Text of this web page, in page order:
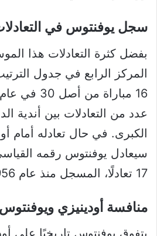
سجل يوفنتوس في
بفضل كثرة التعادلات هذا
المركز الرابع في جدول
عدد من التعادلات بين أندية
الكبرى. في حال تعادله أمام
سيعادل يوفنتوس رقمه
17 تعادلًا، المسجل منذ عام 1956.
منافسة أودينيزي ويوفنتوس
يتفوق يوفنتوس تاريخيًا على